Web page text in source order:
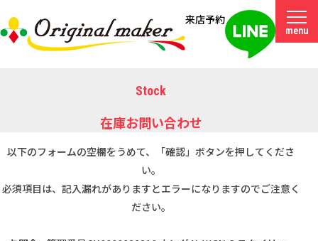
来店予約
menu
在庫お問い合わせ
Stock
以下のフォームの空欄をうめて、「確認」ボタンを押してくださ
い。
必須項目は、記入漏れがありますとエラーになりますのでご注意く
ださい。